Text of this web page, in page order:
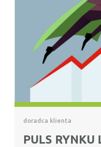
doradca klienta
PULS RYNKU